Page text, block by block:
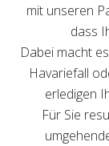
mit unseren
dass
Dabei macht
Havariefall
erledigen
Für Sie